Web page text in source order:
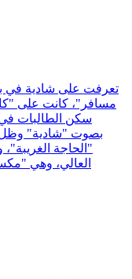
تعرفت على شادية في
مسافر"، كانت على
سكن الطالبات
بصوت "شادية" وظل
"الحاجة
العالي، وهي